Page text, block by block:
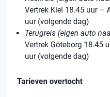
Vertrek Kiel 18.45 uur –
uur (volgende dag)
Terugreis (eigen auto
Vertrek Göteborg 18.45
uur (volgende dag)
Tarieven overtocht